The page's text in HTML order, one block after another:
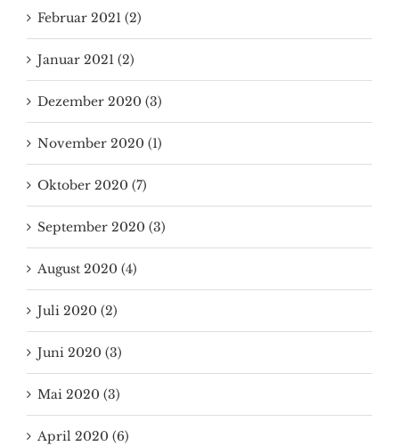
Februar 2021 (2)
Januar 2021 (2)
Dezember 2020 (3)
November 2020 (1)
Oktober 2020 (7)
September 2020 (3)
August 2020 (4)
Juli 2020 (2)
Juni 2020 (3)
Mai 2020 (3)
April 2020 (6)